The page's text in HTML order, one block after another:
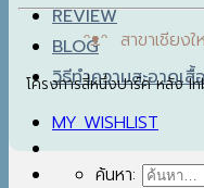
REVIEW
BLOG
วิธีทำความสะอาดเสื้
MY WISHLIST
ค้นหา:
ᵔᴥᵔ สาขาเชีย
โครงการสี่หนึ่งปาร์ค หลัง